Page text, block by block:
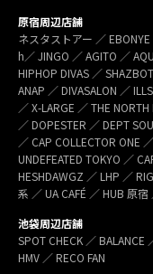
原宿周辺店舗
ネスタストアー ／
h／ JINGO ／ AGITO ／
HIPHOP DIVAS ／
ANAP ／ DIVASALON ／
／ X-LARGE ／ THE
／ DOPESTER ／ DEPT
／ CAP COLLECTOR ONE
UNDEFEATED TOKYO ／
HESHDAWGZ ／ LHP ／
系 ／ UA CAFÉ ／ HUB 原宿
池袋周辺店舗
SPOT CHECK ／ BALANCE
HMV ／ RECO FAN